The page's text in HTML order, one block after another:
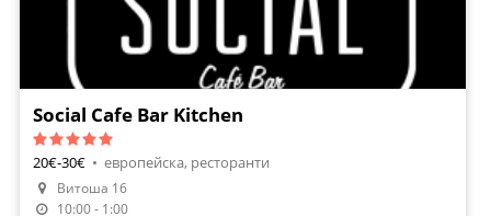
Направи Резервация
Social Cafe Bar Kitchen
20€-30€ • европейска, ресторанти
Витоша 16
10:00 - 1:00